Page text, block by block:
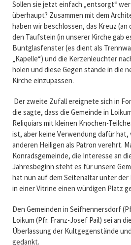
Sollen sie jetzt einfach „entsorgt“
überhaupt? Zusammen mit dem
haben wir beschlossen, das Kreuz (an
den Taufstein (in unserer Kirche gab
Buntglasfenster (es dient als
„Kapelle“) und die Kerzenleuchter
holen und diese Gegen stände in die
Kirche einzupassen.
Der zweite Zufall ereignete sich in
die sagte, dass die Gemeinde in
Reliquiars mit kleinen Knochen-
ist, aber keine Verwendung dafür hat,
anderen Heiligen als Patron verehrt.
Konradsgemeinde, die Interesse an
Jahresbeginn steht es für unsere
hat nun auf dem Seitenaltar unter der
in einer Vitrine einen würdigen Platz
Den Gemeinden in Seifhennersdorf
Loikum (Pfr. Franz-Josef Pail) sei an
Überlassung der Kultgegenstände
gedankt.